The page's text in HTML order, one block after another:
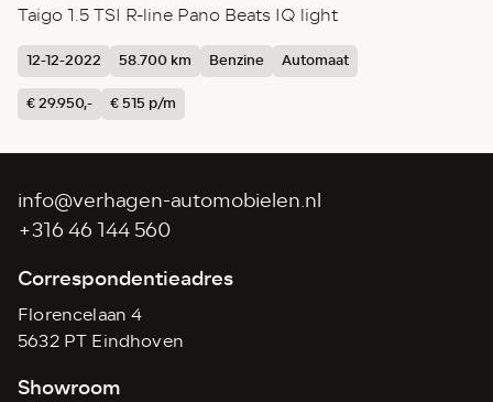
Taigo 1.5 TSI R-line Pano Beats IQ light
12-12-2022 58.700 km Benzine
Automaat
€ 29.950,-
€ 515 p/m
info@verhagen-automobielen.nl
+316 46 144 560
Correspondentieadres
Florencelaan 4
5632 PT Eindhoven
Showroom